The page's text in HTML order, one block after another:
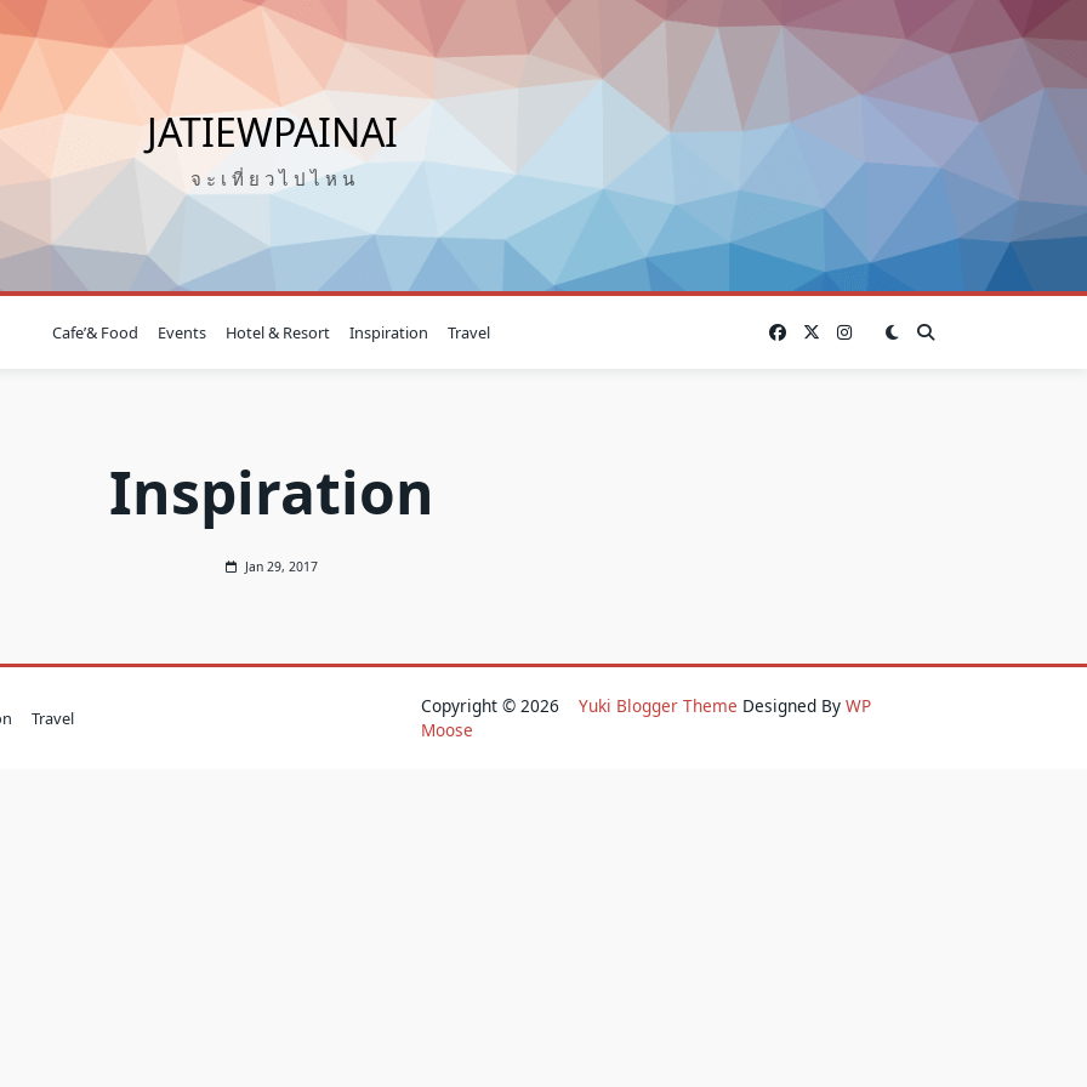
JATIEWPAINAI
จ ะ เ ที่ ย ว ไ ป ไ ห น
Cafe’& Food Events Hotel & Resort Inspiration Travel
Inspiration
Jan 29, 2017
Travel
Copyright © 2026Yuki Blogger Theme Designed ByWP
Moose